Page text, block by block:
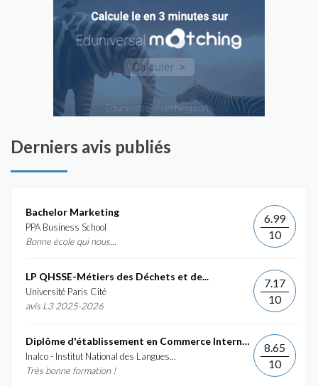
Derniers avis publiés
Bachelor Marketing
PPA Business School
Bonne école qui nous...
6.99
10
LP QHSSE-Métiers des Déchets et de...
Université Paris Cité
avis L3 2025-2026
7.17
10
Diplôme d'établissement en Commerce International et...
Inalco - Institut National des Langues...
Très bonne formation !
8.65
10